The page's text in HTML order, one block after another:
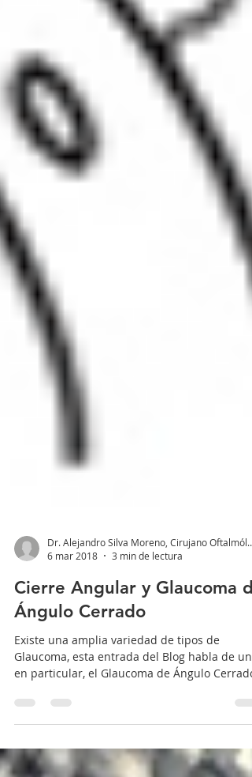
Dr. Alejandro Silva Moreno, Cirujano Oftalmólogo
6 mar 2018
3 min de lectura
Cierre Angular y Glaucoma
Ángulo Cerrado
Existe una amplia variedad de tipos de
en particular, el Glaucoma de Ángulo Cerrado
de su...